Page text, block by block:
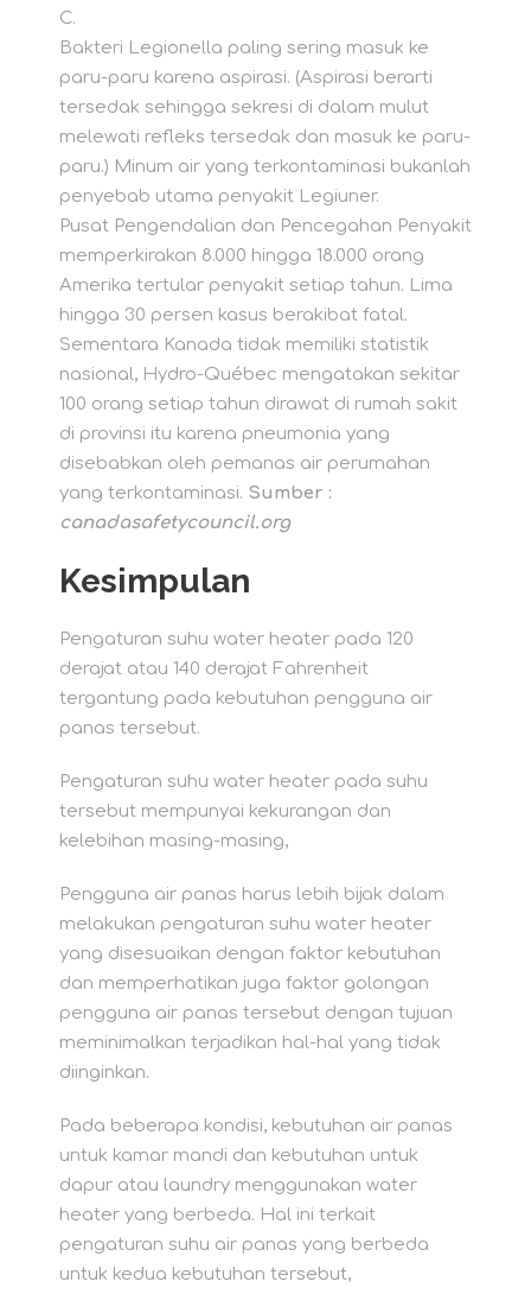
C.
Bakteri Legionella paling sering masuk ke
paru-paru karena aspirasi. (Aspirasi berarti
tersedak sehingga sekresi di dalam mulut
melewati refleks tersedak dan masuk ke paru-
paru.) Minum air yang terkontaminasi bukanlah
penyebab utama penyakit Legiuner.
Pusat Pengendalian dan Pencegahan Penyakit
memperkirakan 8.000 hingga 18.000 orang
Amerika tertular penyakit setiap tahun. Lima
hingga 30 persen kasus berakibat fatal.
Sementara Kanada tidak memiliki statistik
nasional, Hydro-Québec mengatakan sekitar
100 orang setiap tahun dirawat di rumah sakit
di provinsi itu karena pneumonia yang
disebabkan oleh pemanas air perumahan
yang terkontaminasi. Sumber :
canadasafetycouncil.org
Kesimpulan
Pengaturan suhu water heater pada 120
derajat atau 140 derajat Fahrenheit
tergantung pada kebutuhan pengguna air
panas tersebut.
Pengaturan suhu water heater pada suhu
tersebut mempunyai kekurangan dan
kelebihan masing-masing,
Pengguna air panas harus lebih bijak dalam
melakukan pengaturan suhu water heater
yang disesuaikan dengan faktor kebutuhan
dan memperhatikan juga faktor golongan
pengguna air panas tersebut dengan tujuan
meminimalkan terjadikan hal-hal yang tidak
diinginkan.
Pada beberapa kondisi, kebutuhan air panas
untuk kamar mandi dan kebutuhan untuk
dapur atau laundry menggunakan water
heater yang berbeda. Hal ini terkait
pengaturan suhu air panas yang berbeda
untuk kedua kebutuhan tersebut,